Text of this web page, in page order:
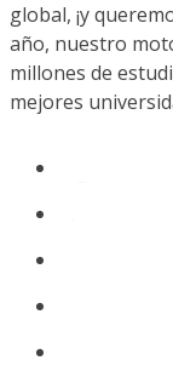
global, ¡y
año, nuestro
millones de
mejores